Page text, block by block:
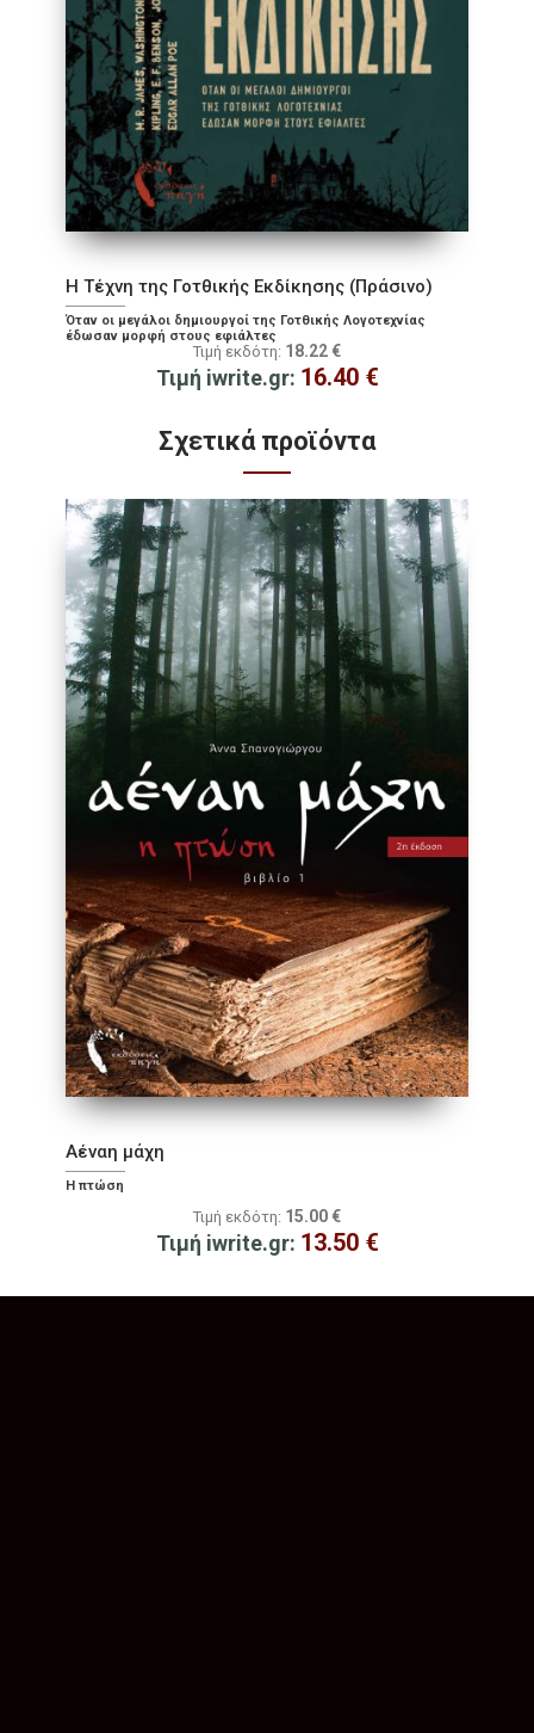
Η Τέχνη της Γοτθικής Εκδίκησης (Πράσινο)
Όταν οι μεγάλοι δημιουργοί της Γοτθικής Λογοτεχνίας
έδωσαν μορφή στους εφιάλτες
Τιμή εκδότη: 18.22 €
Τιμή iwrite.gr: 16.40 €
Σχετικά προϊόντα
Αέναη μάχη
Η πτώση
Τιμή εκδότη: 15.00 €
Τιμή iwrite.gr: 13.50 €